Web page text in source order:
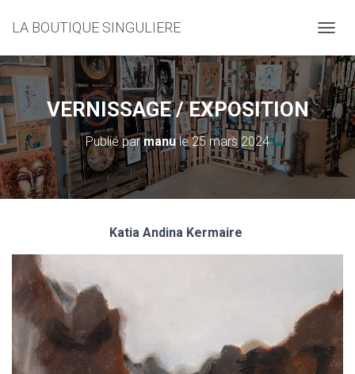
LA BOUTIQUE SINGULIERE
É
L
I
E
R
L
A
N
O
VERNISSAGE / EXPOSITION
Publié parmanule25 mars 2024
Katia Andina Kermaire